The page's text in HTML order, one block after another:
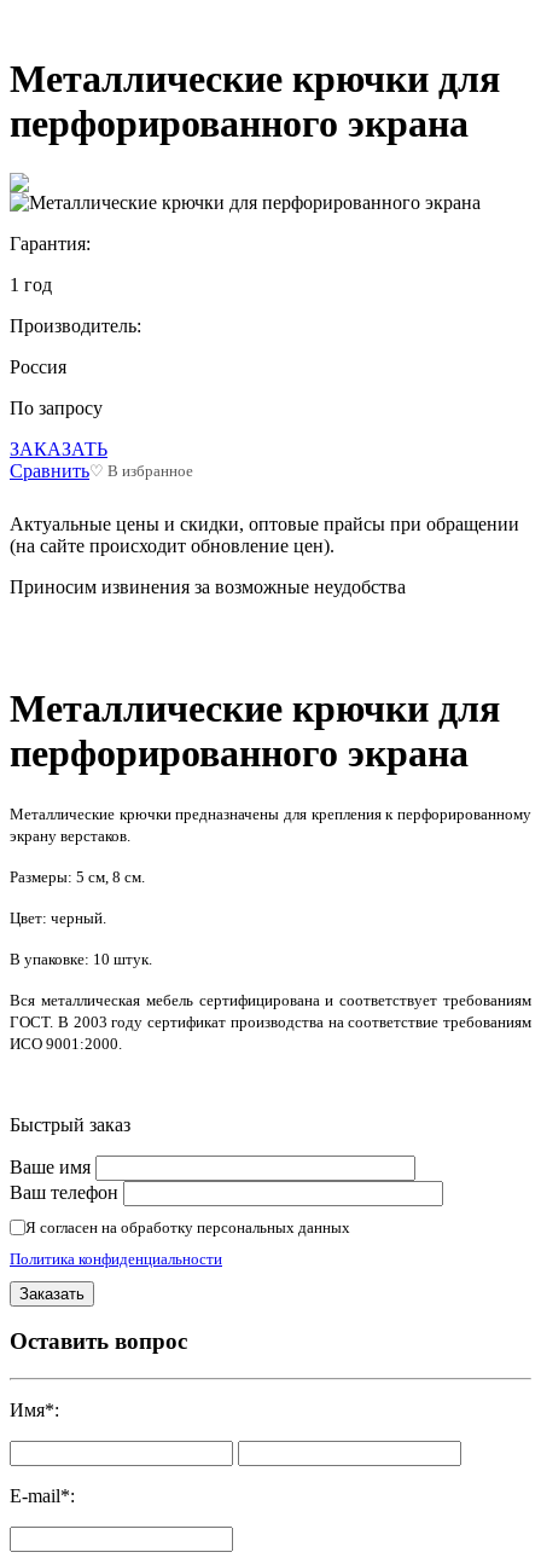
Металлические крючки для
перфорированного экрана
Гарантия:
1 год
Производитель:
Россия
По запросу
ЗАКАЗАТЬ
Сравнить♡ В избранное
Актуальные цены и скидки, оптовые прайсы при обращении
(на сайте происходит обновление цен).
Приносим извинения за возможные неудобства
Металлические крючки для
перфорированного экрана
Металлические крючки предназначены для крепления к перфорированному
экрану верстаков.
Размеры: 5 см, 8 см.
Цвет: черный.
В упаковке: 10 штук.
Вся металлическая мебель сертифицирована и соответствует требованиям
ГОСТ. В 2003 году сертификат производства на соответствие требованиям
ИСО 9001:2000.
Быстрый заказ
Ваше имя
Ваш телефон
Я согласен на обработку персональных данных
Политика конфиденциальности
Оставить вопрос
Имя*:
E-mail*: